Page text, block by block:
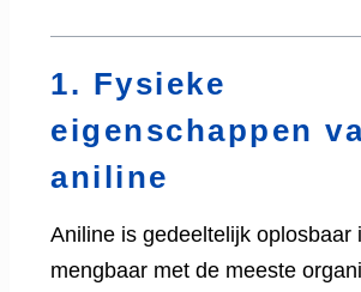
1. Fysieke
eigenschappen
aniline
Aniline is gedeeltelijk oplosbaar
mengbaar met de meeste